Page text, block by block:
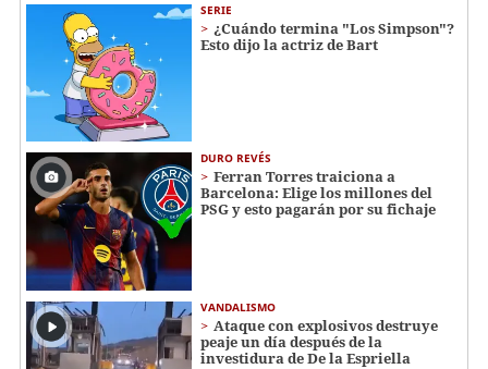
SERIE
¿Cuándo termina "Los Simpson"?
Esto dijo la actriz de Bart
DURO REVÉS
Ferran Torres traiciona a
Barcelona: Elige los millones del
PSG y esto pagarán por su fichaje
VANDALISMO
Ataque con explosivos destruye
peaje un día después de la
investidura de De la Espriella